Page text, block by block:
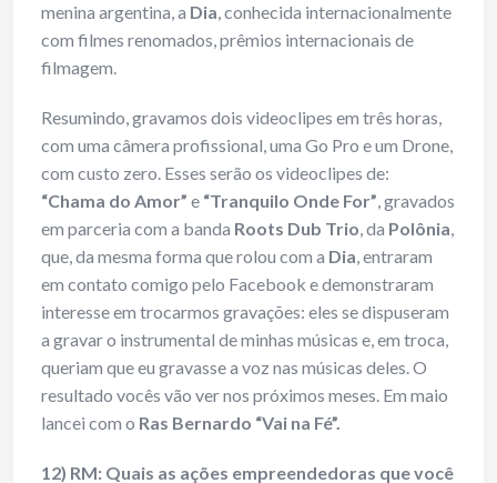
menina argentina, a Dia, conhecida internacionalmente
com filmes renomados, prêmios internacionais de
filmagem.
Resumindo, gravamos dois videoclipes em três horas,
com uma câmera profissional, uma Go Pro e um Drone,
com custo zero. Esses serão os videoclipes de:
“Chama do Amor” e “Tranquilo Onde For”, gravados
em parceria com a banda Roots Dub Trio, da Polônia,
que, da mesma forma que rolou com a Dia, entraram
em contato comigo pelo Facebook e demonstraram
interesse em trocarmos gravações: eles se dispuseram
a gravar o instrumental de minhas músicas e, em troca,
queriam que eu gravasse a voz nas músicas deles. O
resultado vocês vão ver nos próximos meses. Em maio
lancei com o Ras Bernardo “Vai na Fé”.
12) RM: Quais as ações empreendedoras que você